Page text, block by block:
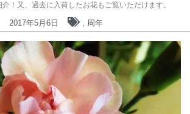
！又、過去に入荷したお花もご覧いただけます。
2017年5月6日 , 周年